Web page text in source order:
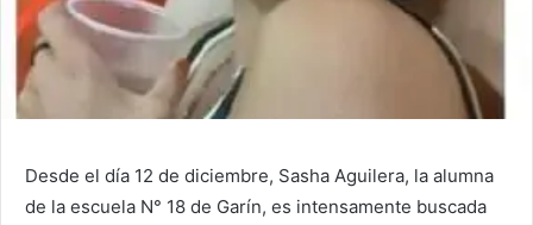
Desde el día 12 de diciembre, Sasha Aguilera, la alumna
de la escuela N° 18 de Garín, es intensamente buscada